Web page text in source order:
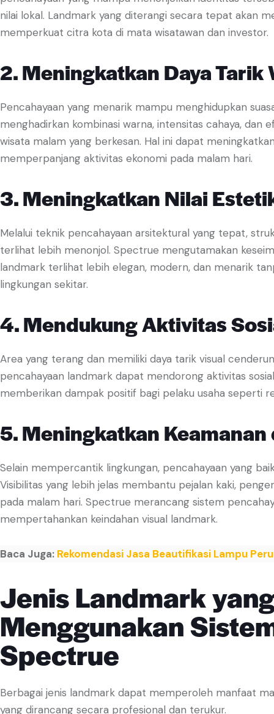
nilai lokal. Landmark yang diterangi secara tepat akan
memperkuat citra kota di mata wisatawan dan investor.
2. Meningkatkan Daya Tarik
Pencahayaan yang menarik mampu menghidupkan
menghadirkan kombinasi warna, intensitas cahaya,
wisata malam yang berkesan. Hal ini dapat
memperpanjang aktivitas ekonomi pada malam hari.
3. Meningkatkan Nilai
Melalui teknik pencahayaan arsitektural yang tepat,
terlihat lebih menonjol. Spectrue mengutamakan
landmark terlihat lebih elegan, modern, dan menarik
lingkungan sekitar.
4. Mendukung Aktivitas
Area yang terang dan memiliki daya tarik visual
pencahayaan landmark dapat mendorong aktivitas
memberikan dampak positif bagi pelaku usaha seperti
5. Meningkatkan
Selain mempercantik lingkungan, pencahayaan yang
Visibilitas yang lebih jelas membantu pejalan kaki,
pada malam hari. Spectrue merancang sistem
mempertahankan keindahan visual landmark.
Baca Juga: Rekomendasi Jasa Beautifikasi Lampu
Jenis Landmark
Menggunakan
Spectrue
Berbagai jenis landmark dapat memperoleh manfaat
yang dirancang secara profesional dan terukur.